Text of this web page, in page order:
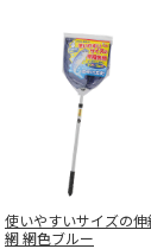
使いやすいサイズの伸
網 網色ブルー